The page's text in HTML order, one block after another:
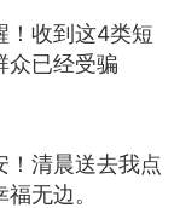
会发短信让
处理案件。
罚款的，全
不要按对方
！收到这4类短
众已经受骗
！清晨送去我点
无边。